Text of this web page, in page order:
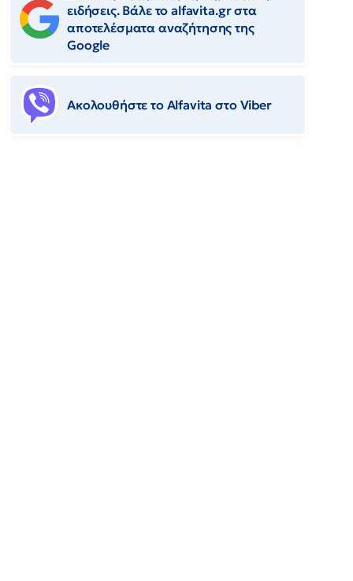
ειδήσεις. Βάλε το alfavita.gr στα
αποτελέσματα αναζήτησης της
Google
Ακολουθήστε το Αlfavita στο Viber